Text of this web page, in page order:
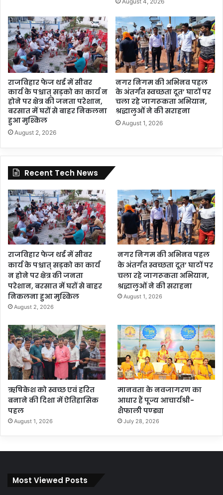
राजविहार फेज थर्ड में सीवर
कार्य के पश्चात् सड़को का कार्य न
होने पर क्षेत्र की जनता परेशान,
बरसात में घरों से बाहर निकलना
हुआ मुश्किल
August 2, 2026
नगर निगम की अभिनव पहल
के अंतर्गत स्वच्छता दूत’ घाटों पर
चला रहे जागरूकता अभियान,
श्रद्धालुओं ने की सराहना
August 1, 2026
Recent Tech News
राजविहार फेज थर्ड में सीवर
कार्य के पश्चात् सड़को का कार्य
न होने पर क्षेत्र की जनता
परेशान, बरसात में घरों से बाहर
निकलना हुआ मुश्किल
August 2, 2026
नगर निगम की अभिनव पहल
के अंतर्गत स्वच्छता दूत’ घाटों पर
चला रहे जागरूकता अभियान,
श्रद्धालुओं ने की सराहना
August 1, 2026
ऋषिकेश को स्वच्छ एवं हरित
बनाने की दिशा में ऐतिहासिक
पहल
August 1, 2026
मानवता के नवजागरण का
आधार हैं पूज्य आचार्यश्री-
शैफाली पण्ड्या
July 28, 2026
Most Viewed Posts